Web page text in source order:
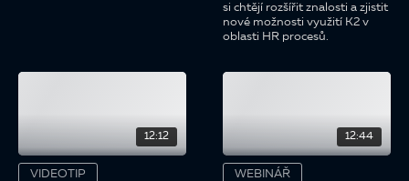
si chtějí rozšířit znalosti a zjistit
nové možnosti využití K2 v
oblasti HR procesů.
12:12
VIDEOTIP
12:44
WEBINÁŘ